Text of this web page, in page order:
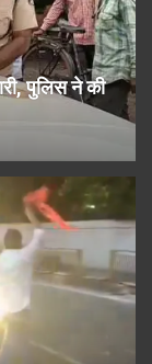
पुलिस ने की